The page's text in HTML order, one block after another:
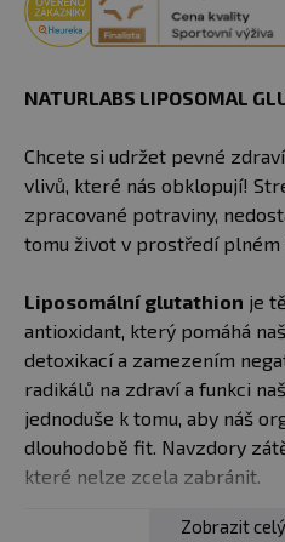
NATURLABS LIPOSOMAL
Chcete si udržet pevné
vlivů, které nás obklopují!
zpracované potraviny,
tomu život v prostředí plném
Liposomální glutathion je
antioxidant, který pomáhá
detoxikací a zamezením
radikálů na zdraví a funkci
jednoduše k tomu, aby náš
dlouhodobě fit. Navzdory
které nelze zcela zabránit.
Liposomální formaZobrazit